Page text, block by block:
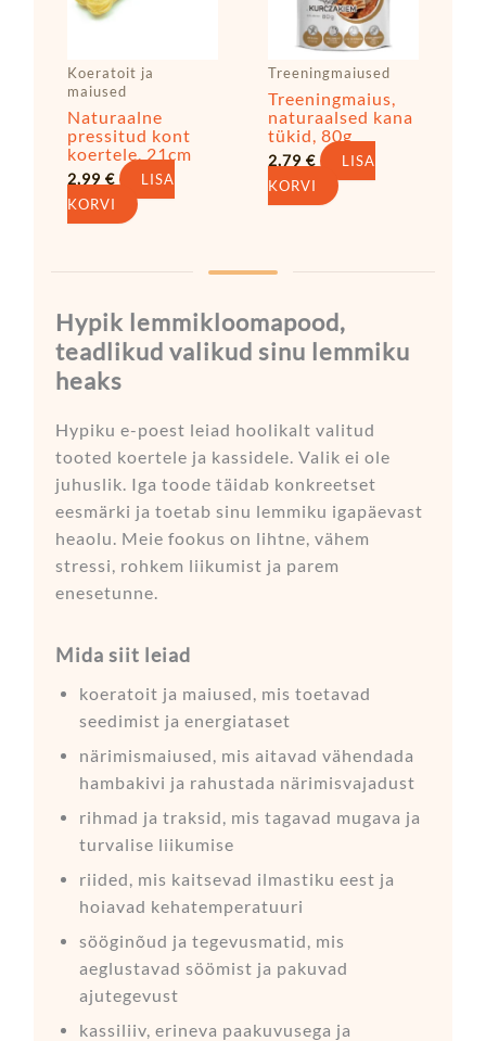
Koeratoit ja
maiused
Naturaalne
pressitud kont
koertele, 21cm
2,99 €
LISA
KORVI
Treeningmaiused
Treeningmaius,
naturaalsed kana
tükid, 80g
2,79€
LISA
KORVI
Hypik lemmikloomapood,
teadlikud valikud sinu lemmiku
heaks
Hypiku e-poest leiad hoolikalt valitud
tooted koertele ja kassidele. Valik ei ole
juhuslik. Iga toode täidab konkreetset
eesmärki ja toetab sinu lemmiku igapäevast
heaolu. Meie fookus on lihtne, vähem
stressi, rohkem liikumist ja parem
enesetunne.
Mida siit leiad
koeratoit ja maiused, mis toetavad
seedimist ja energiataset
närimismaiused, mis aitavad vähendada
hambakivi ja rahustada närimisvajadust
rihmad ja traksid, mis tagavad mugava ja
turvalise liikumise
riided, mis kaitsevad ilmastiku eest ja
hoiavad kehatemperatuuri
sööginõud ja tegevusmatid, mis
aeglustavad söömist ja pakuvad
ajutegevust
kassiliiv, erineva paakuvusega ja